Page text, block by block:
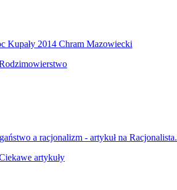
Kupały 2014 Chram Mazowiecki
a racjonalizm - artykuł na
artykuły